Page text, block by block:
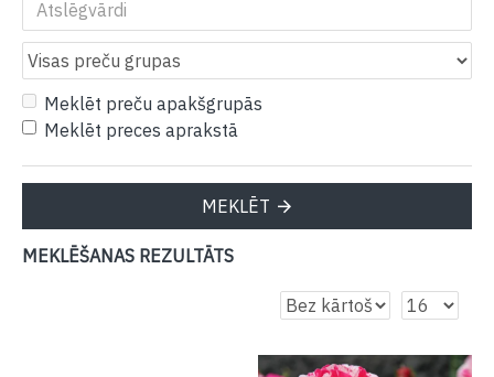
Meklēt preču apakšgrupās
Meklēt preces aprakstā
MEKLĒT
MEKLĒŠANAS REZULTĀTS